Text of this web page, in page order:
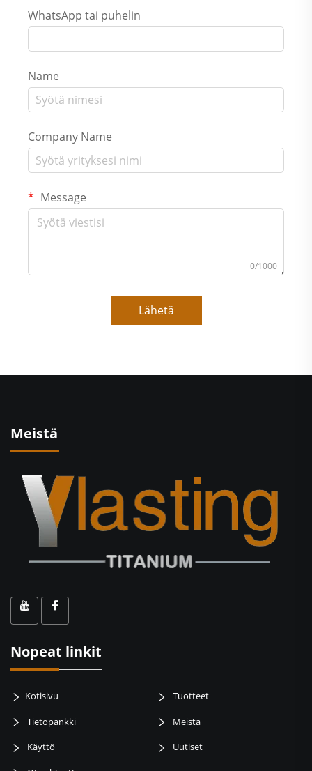
WhatsApp tai puhelin
Name
Company Name
Message
0/1000
Lähetä
Meistä
Nopeat linkit
Kotisivu Tuotteet
Tietopankki Meistä
Käyttö Uutiset